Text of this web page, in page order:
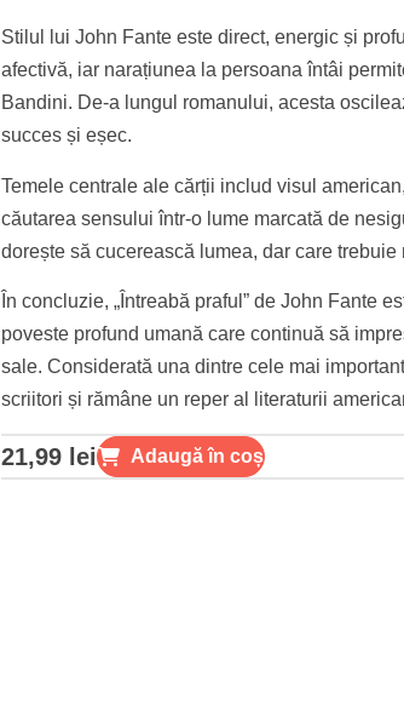
Stilul lui John Fante este direct, energic și
afectivă, iar narațiunea la persoana întâi
Bandini. De-a lungul romanului, acesta
succes și eșec.
Temele centrale ale cărții includ visul
căutarea sensului într-o lume marcată de
dorește să cucerească lumea, dar care
În concluzie, „Întreabă praful” de John Fante
poveste profund umană care continuă să
sale. Considerată una dintre cele mai
scriitori și rămâne un reper al literaturii
21,99 lei Adaugă în coș